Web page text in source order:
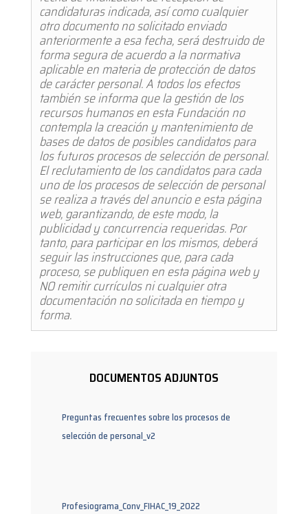
candidaturas indicada, así como cualquier
otro documento no solicitado enviado
anteriormente a esa fecha, será destruido de
forma segura de acuerdo a la normativa
aplicable en materia de protección de datos
de carácter personal.A todos los efectos
también se informa que la gestión de los
recursos humanos en esta Fundación no
contempla la creación y mantenimiento de
bases de datos de posibles candidatos para
los futuros procesos de selección de personal.
El reclutamiento de los candidatos para cada
uno de los procesos de selección de personal
se realiza a través del anuncio e esta página
web, garantizando, de este modo, la
publicidad y concurrencia requeridas.Por
tanto, para participar en los mismos, deberá
seguir las instrucciones que, para cada
proceso, se publiquen en esta página web y
NO remitir currículos ni cualquier otra
documentación no solicitada en tiempo y
forma.
DOCUMENTOS ADJUNTOS
Preguntas frecuentes sobre los procesos de
selección de personal_v2
Profesiograma_Conv_FIHAC_19_2022